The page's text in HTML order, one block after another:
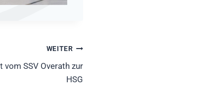
WEITER
SSV Overath zur
HSG